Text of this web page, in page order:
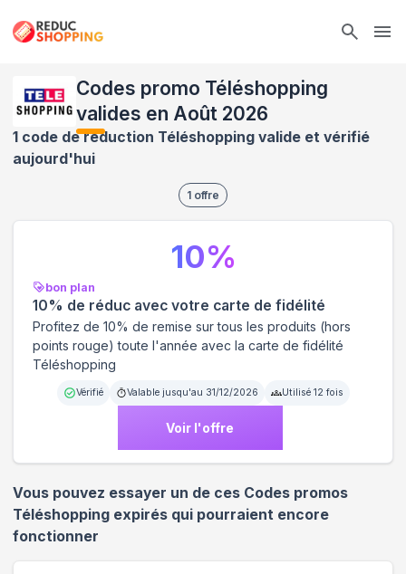
Codes promo Téléshopping
valides en Août 2026
1 code de réduction Téléshopping valide et vérifié
aujourd'hui
1 offre
bon plan
10% de réduc avec votre carte de fidélité
Profitez de 10% de remise sur tous les produits (hors
points rouge) toute l'année avec la carte de fidélité
Téléshopping
Vérifié Valable jusqu'au 31/12/2026 Utilisé 12 fois
Voir l'offre
10%
Vous pouvez essayer un de ces Codes promos
Téléshopping expirés qui pourraient encore
fonctionner